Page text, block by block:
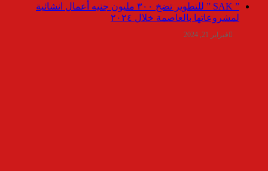
” SAK ” للتطوير تضخ ٣٠٠ مليون جنيه أعمال انشائية
لمشروعاتها بالعاصمة خلال ٢٠٢٤
فبراير 21, 2024